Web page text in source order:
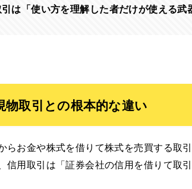
は「使い方を理解した者だけが使える武
物取引との根本的な違い
らお金や株式を借りて株式を売買する取
信用取引は「証券会社の信用を借りて取